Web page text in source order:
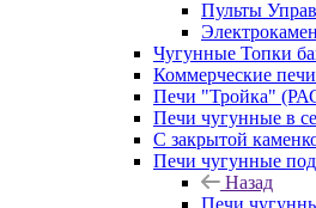
Пульты
Чугунные Топки
Коммерческие
Печи "Тройка"
Печи чугунные в
С закрытой
Печи чугунные
Назад
Печи